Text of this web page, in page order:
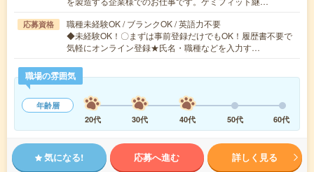
応募資格
職種未経験OK / ブランクOK / 英語力不要
◆未経験OK！〇まずは事前登録だけでもOK！履歴書不要で
気軽にオンライン登録★氏名・職種などを入力す…
職場の雰囲気
年齢層
20代
30代 40代 50代 60代
気になる! 応募へ進む 詳しく見る